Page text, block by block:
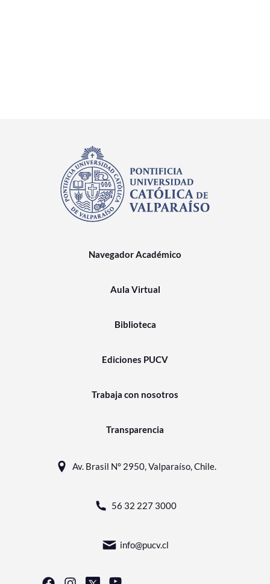
Navegador Académico
Aula Virtual
Biblioteca
Ediciones PUCV
Trabaja con nosotros
Transparencia
Av. Brasil N° 2950, Valparaíso, Chile.
56 32 227 3000
info@pucv.cl